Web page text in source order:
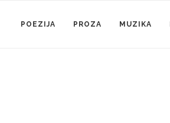
POEZIJA PROZA MUZIKA